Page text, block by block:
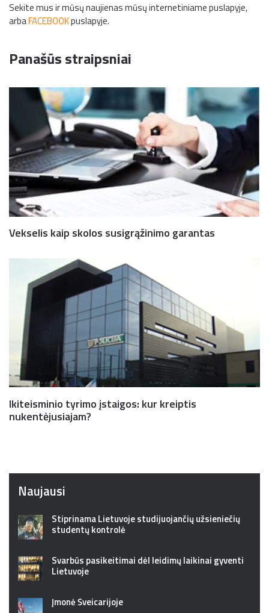
Sekite mus ir mūsų naujienas mūsų internetiniame puslapyje,
arbaFACEBOOKpuslapyje.
Panašūs straipsniai
Vekselis kaip skolos susigrąžinimo garantas
Ikiteisminio tyrimo įstaigos: kur kreiptis
nukentėjusiajam?
Naujausi
Stiprinama Lietuvoje studijuojančių užsieniečių
studentų kontrolė
Svarbūs pasikeitimai dėl leidimų laikinai gyventi
Lietuvoje
Įmonė Šveicarijoje